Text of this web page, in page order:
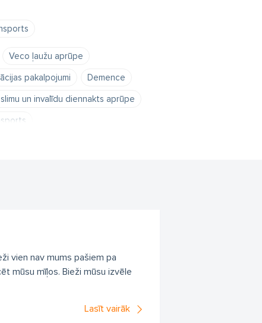
Veco ļaužu aprūpe
pakalpojumi
Demence
un invalīdu diennakts aprūpe
vien nav mums pašiem pa
mūsu mīļos. Bieži mūsu izvēle
Lasīt vairāk